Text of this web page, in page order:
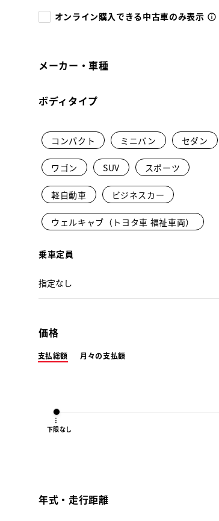
オンライン購入できる中古車のみ表示
メーカー・車種
ボディタイプ
コンパクト ミニバン セダン
ワゴン SUV スポーツ
軽自動車 ビジネスカー
ウェルキャブ（トヨタ車 福祉車両）
乗車定員
価格
支払総額 月々の支払額
下限なし
年式・走行距離